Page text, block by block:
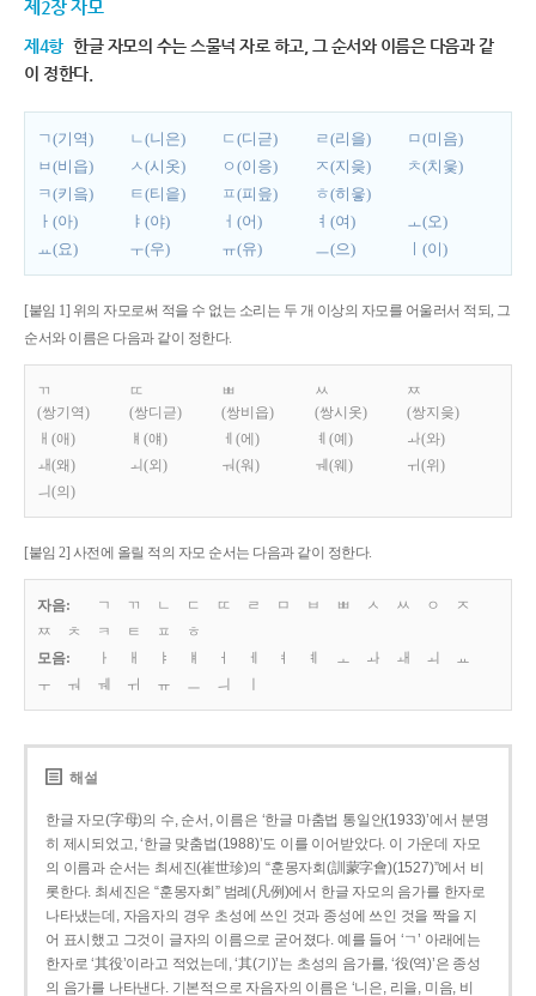
제2장 자모
제4항 한글 자모의 수는 스물넉 자로 하고, 그 순서와 이름은 다음과 같
이 정한다.
ㄱ(기역) ㄴ(니은) ㄷ(디귿) ㄹ(리을)
ㅁ(미음)
ㅂ(비읍)
ㅅ(시옷) ㅇ(이응) ㅈ(지읒)
ㅊ(치읓)
ㅋ(키읔)
ㅌ(티읕) ㅍ(피읖)
ㅎ(히읗)
ㅏ(아)
ㅑ(야) ㅓ(어) ㅕ(여)
ㅗ(오)
ㅛ(요)
ㅜ(우) ㅠ(유) ㅡ(으) ㅣ(이)
[붙임 1] 위의 자모로써 적을 수 없는 소리는 두 개 이상의 자모를 어울러서 적되, 그
순서와 이름은 다음과 같이 정한다.
ㄲ
(쌍기역)
ㄸ
(쌍디귿)
ㅃ
(쌍비읍)
ㅆ
(쌍시옷)
ㅉ
(쌍지읒)
ㅐ(애)
ㅒ(얘) ㅔ(에) ㅖ(예)
ㅘ(와)
ㅙ(왜)
ㅚ(외) ㅝ(워) ㅞ(웨)
ㅟ(위)
ㅢ(의)
[붙임 2] 사전에 올릴 적의 자모 순서는 다음과 같이 정한다.
자음: ㄱ ㄲ ㄴ ㄷ ㄸ ㄹ ㅁ ㅂ ㅃ ㅅ ㅆ ㅇ
ㅈ
ㅉ
ㅊ ㅋ ㅌ ㅍ
ㅎ
모음:
ㅏ ㅐ ㅑ ㅒ ㅓ ㅔ ㅕ ㅖ ㅗ ㅘ ㅙ ㅚ
ㅛ
ㅜ
ㅝ ㅞ ㅟ ㅠ ㅡ ㅢ
해설
한글 자모(字母)의 수, 순서, 이름은 ‘한글 마춤법 통일안(1933)’에서 분명
히 제시되었고, ‘한글 맞춤법(1988)’도 이를 이어받았다. 이 가운데 자모
의 이름과 순서는 최세진(崔世珍)의 “훈몽자회(訓蒙字會)(1527)”에서 비
롯한다. 최세진은 “훈몽자회” 범례(凡例)에서 한글 자모의 음가를 한자로
나타냈는데, 자음자의 경우 초성에 쓰인 것과 종성에 쓰인 것을 짝을 지
어 표시했고 그것이 글자의 이름으로 굳어졌다. 예를 들어 ‘ㄱ’ 아래에는
한자로 ‘其役’이라고 적었는데, ‘其(기)’는 초성의 음가를, ‘役(역)’은 종성
의 음가를 나타낸다. 기본적으로 자음자의 이름은 ‘니은, 리을, 미음, 비